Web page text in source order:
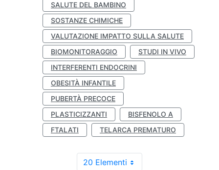
SALUTE DEL BAMBINO
SOSTANZE CHIMICHE
VALUTAZIONE IMPATTO SULLA SALUTE
BIOMONITORAGGIO
STUDI IN VIVO
INTERFERENTI ENDOCRINI
OBESITÀ INFANTILE
PUBERTÀ PRECOCE
PLASTICIZZANTI
BISFENOLO A
FTALATI
TELARCA PREMATURO
20 Elementi